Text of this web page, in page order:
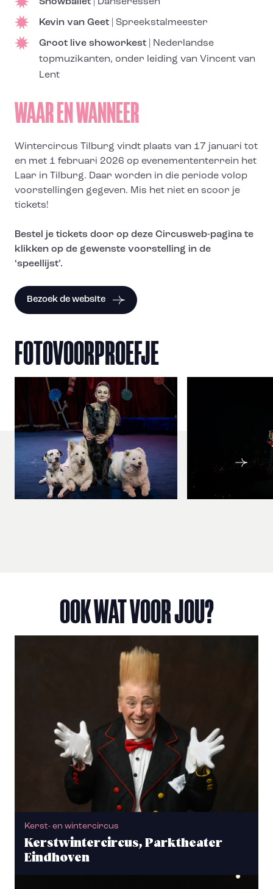
Kevin van Geet | Spreekstalmeester
Groot live showorkest | Nederlandse
topmuzikanten, onder leiding van Vincent van
Lent
WAAR EN WANNEER
Wintercircus Tilburg vindt plaats van 17 januari tot
en met 1 februari 2026 op evenemententerrein het
Laar in Tilburg. Daar worden in die periode volop
voorstellingen gegeven. Mis het niet en scoor je
tickets!
Bestel je tickets door op deze Circusweb-pagina te
klikken op de gewenste voorstelling in de
‘speellijst’.
Bezoek de website
FOTOVOORPROEFJE
OOK WAT VOOR JOU?
Kerst- en wintercircus
Kerstwintercircus, Parktheater
Eindhoven